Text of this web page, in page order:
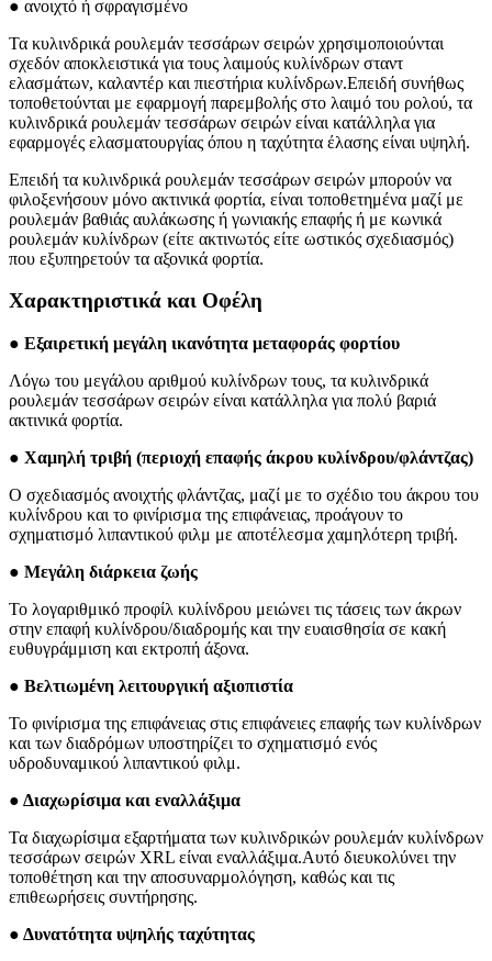
● ανοιχτό ή σφραγισμένο
Τα κυλινδρικά ρουλεμάν τεσσάρων σειρών χρησιμοποιούνται
σχεδόν αποκλειστικά για τους λαιμούς κυλίνδρων σταντ
ελασμάτων, καλαντέρ και πιεστήρια κυλίνδρων.Επειδή συνήθως
τοποθετούνται με εφαρμογή παρεμβολής στο λαιμό του ρολού, τα
κυλινδρικά ρουλεμάν τεσσάρων σειρών είναι κατάλληλα για
εφαρμογές ελασματουργίας όπου η ταχύτητα έλασης είναι υψηλή.
Επειδή τα κυλινδρικά ρουλεμάν τεσσάρων σειρών μπορούν να
φιλοξενήσουν μόνο ακτινικά φορτία, είναι τοποθετημένα μαζί με
ρουλεμάν βαθιάς αυλάκωσης ή γωνιακής επαφής ή με κωνικά
ρουλεμάν κυλίνδρων (είτε ακτινωτός είτε ωστικός σχεδιασμός)
που εξυπηρετούν τα αξονικά φορτία.
Χαρακτηριστικά και Οφέλη
● Εξαιρετική μεγάλη ικανότητα μεταφοράς φορτίου
Λόγω του μεγάλου αριθμού κυλίνδρων τους, τα κυλινδρικά
ρουλεμάν τεσσάρων σειρών είναι κατάλληλα για πολύ βαριά
ακτινικά φορτία.
● Χαμηλή τριβή (περιοχή επαφής άκρου κυλίνδρου/φλάντζας)
Ο σχεδιασμός ανοιχτής φλάντζας, μαζί με το σχέδιο του άκρου του
κυλίνδρου και το φινίρισμα της επιφάνειας, προάγουν το
σχηματισμό λιπαντικού φιλμ με αποτέλεσμα χαμηλότερη τριβή.
● Μεγάλη διάρκεια ζωής
Το λογαριθμικό προφίλ κυλίνδρου μειώνει τις τάσεις των άκρων
στην επαφή κυλίνδρου/διαδρομής και την ευαισθησία σε κακή
ευθυγράμμιση και εκτροπή άξονα.
● Βελτιωμένη λειτουργική αξιοπιστία
Το φινίρισμα της επιφάνειας στις επιφάνειες επαφής των κυλίνδρων
και των διαδρόμων υποστηρίζει το σχηματισμό ενός
υδροδυναμικού λιπαντικού φιλμ.
● Διαχωρίσιμα και εναλλάξιμα
Τα διαχωρίσιμα εξαρτήματα των κυλινδρικών ρουλεμάν κυλίνδρων
τεσσάρων σειρών XRL είναι εναλλάξιμα.Αυτό διευκολύνει την
τοποθέτηση και την αποσυναρμολόγηση, καθώς και τις
επιθεωρήσεις συντήρησης.
● Δυνατότητα υψηλής ταχύτητας